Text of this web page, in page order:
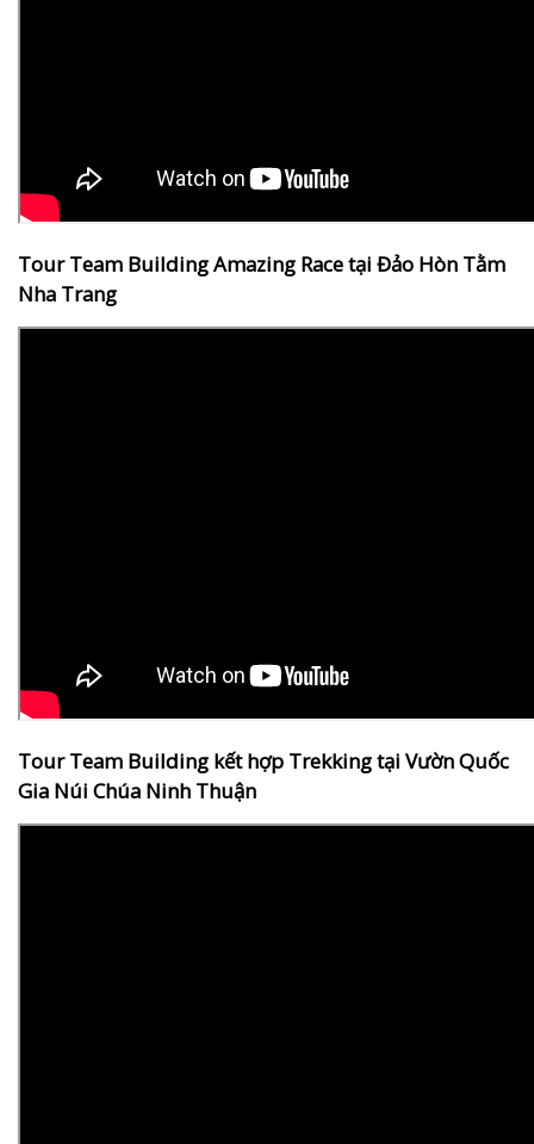
Tour Team Building Amazing Race tại Đảo Hòn Tằm
Nha Trang
Tour Team Building kết hợp Trekking tại Vườn Quốc
Gia Núi Chúa Ninh Thuận